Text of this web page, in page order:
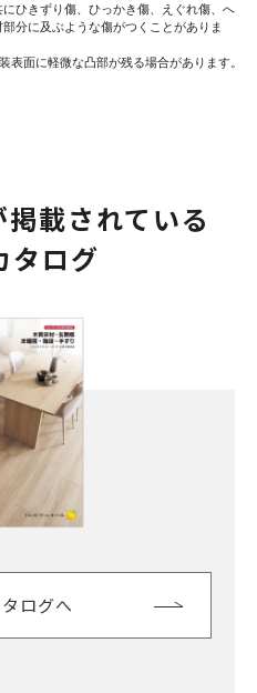
ひきずり傷、ひっかき傷、えぐれ傷、へ
分に及ぶような傷がつくことがありま
表面に軽微な凸部が残る場合があります。
載されている
タログ
ログへ